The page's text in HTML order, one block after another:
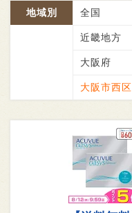
地域別 全国
近畿地方
大阪府
大阪市西区